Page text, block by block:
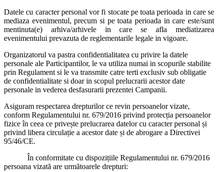
Datele cu caracter personal vor fi stocate pe toata perioada in care se
mediaza evenimentul, precum si pe toata perioada in care este/sunt
mentinuta(e) arhiva/arhivele in care se afla mediatizarea
evenimentului prevazuta de reglementarile legale in vigoare.
Organizatorul va pastra confidentialitatea cu privire la datele
personale ale Participantilor, le va utiliza numai in scopurile stabilite
prin Regulament si le va transmite catre terti exclusiv sub obligatie
de confidentialitate si doar in scopul prelucrarii acestor date
personale in vederea desfasurarii prezentei Campanii.
Asiguram respectarea drepturilor ce revin persoanelor vizate,
conform Regulamentului nr. 679/2016 privind protecția persoanelor
fizice în ceea ce privește prelucrarea datelor cu caracter personal și
privind libera circulație a acestor date și de abrogare a Directivei
95/46/CE.
În conformitate cu dispozițiile Regulamentului nr. 679/2016
persoana vizată are următoarele drepturi: